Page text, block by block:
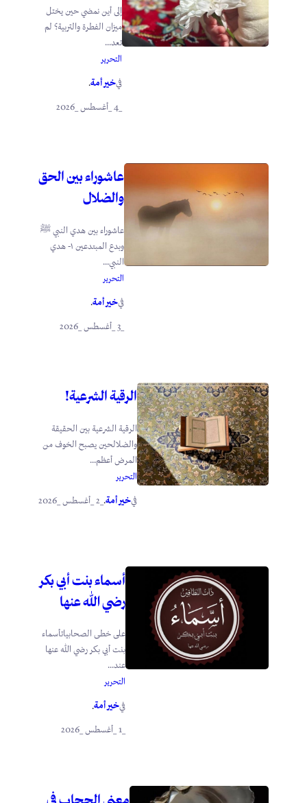
إلى أين نمضي حين يختل
ميزان الفطرة والتربية؟ لم
تعد...
التحرير
فيخير أمة.
_4 _أغسطس _2026
عاشوراء بين الحق
والضلال
عاشوراء بين هدي النبي ﷺ
وبدع المبتدعين ١- هدي
النبي...
التحرير
فيخير أمة.
الرقية الشرعية!
الرقية الشرعية بين الحقيقة
والضلالحين يصبح الخوف من
المرض أعظم...
التحرير
فيخير أمة.
أسماء بنت أبي بكر
رضي الله عنها
على خطى الصحابياتأسماء
بنت أبي بكر رضي الله عنها
عند...
التحرير
فيخير أمة.
_1 _أغسطس _2026
معنى الحجاب في